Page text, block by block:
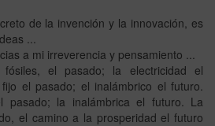
de la invención y la innovación, es
...
a mi irreverencia y pensamiento ...
fósiles, el pasado; la electricidad el
el pasado; el inalámbrico el futuro.
pasado; la inalámbrica el futuro. La
el camino a la prosperidad el futuro